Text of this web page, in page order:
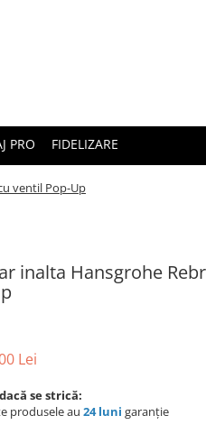
PRO FIDELIZARE
ventil Pop-Up
inalta Hansgrohe
Lei
se strică:
produsele au 24 luni garanție